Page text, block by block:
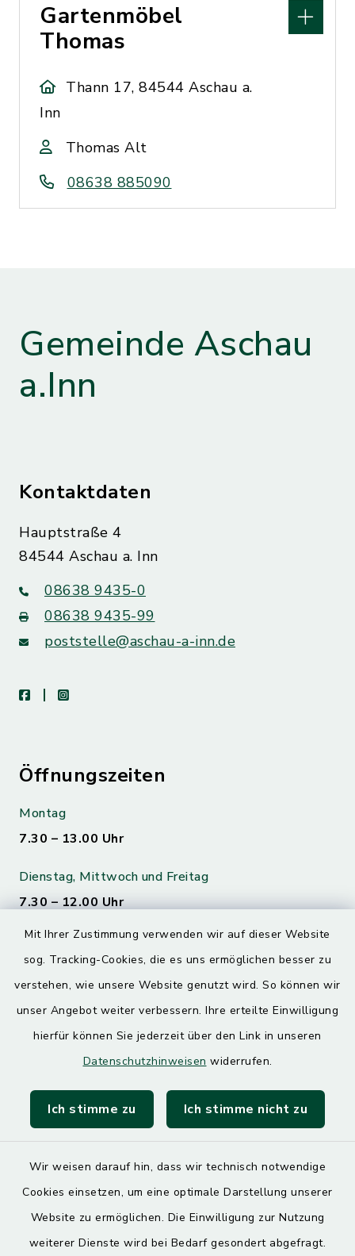
Mit Ihrer Zustimmung verwenden wir auf dieser Website
sog. Tracking-Cookies, die es uns ermöglichen besser zu
verstehen, wie unsere Website genutzt wird. So können wir
unser Angebot weiter verbessern. Ihre erteilte Einwilligung
hierfür können Sie jederzeit über den Link in unseren
Datenschutzhinweisen widerrufen.
Ich stimme zu Ich stimme nicht zu
Wir weisen darauf hin, dass wir technisch notwendige
Cookies einsetzen, um eine optimale Darstellung unserer
Website zu ermöglichen. Die Einwilligung zur Nutzung
weiterer Dienste wird bei Bedarf gesondert abgefragt.
Gartenmöbel
Thomas
Thann 17, 84544 Aschau a.
Inn
Thomas Alt
08638 885090
Gemeinde Aschau
a.Inn
Kontaktdaten
Hauptstraße 4
84544 Aschau a. Inn
08638 9435-0
08638 9435-99
poststelle@aschau-a-inn.de
facebookinstagram
Öffnungszeiten
Montag
7.30 – 13.00 Uhr
Dienstag, Mittwoch und Freitag
7.30 – 12.00 Uhr
Donnerstag
7.30 – 12.00 Uhr
13.00 – 17.30 Uhr
Quicklinks
SoNNe e. V.